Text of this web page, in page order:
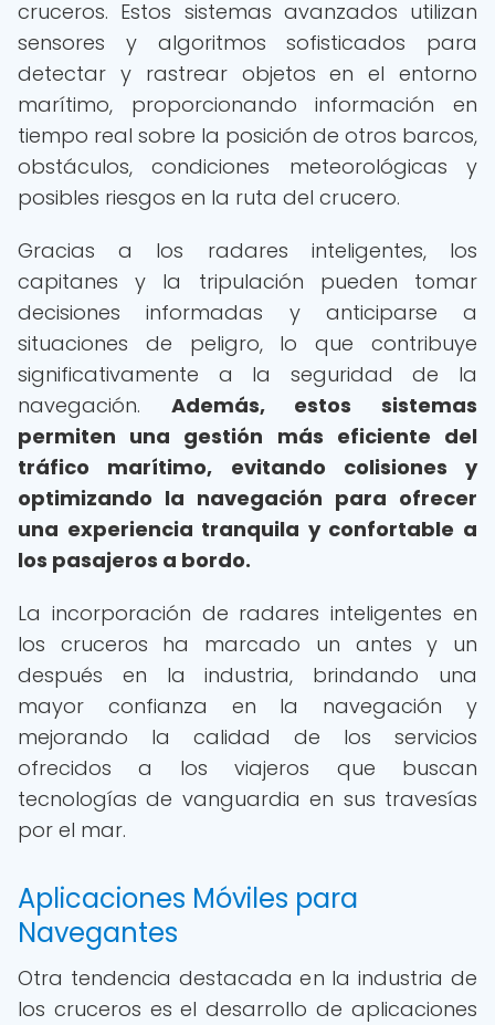
cruceros. Estos sistemas avanzados utilizan
sensores y algoritmos sofisticados para
detectar y rastrear objetos en el entorno
marítimo, proporcionando información en
tiempo real sobre la posición de otros barcos,
obstáculos, condiciones meteorológicas y
posibles riesgos en la ruta del crucero.
Gracias a los radares inteligentes, los
capitanes y la tripulación pueden tomar
decisiones informadas y anticiparse a
situaciones de peligro, lo que contribuye
significativamente a la seguridad de la
navegación. Además, estos sistemas
permiten una gestión más eficiente del
tráfico marítimo, evitando colisiones y
optimizando la navegación para ofrecer
una experiencia tranquila y confortable a
los pasajeros a bordo.
La incorporación de radares inteligentes en
los cruceros ha marcado un antes y un
después en la industria, brindando una
mayor confianza en la navegación y
mejorando la calidad de los servicios
ofrecidos a los viajeros que buscan
tecnologías de vanguardia en sus travesías
por el mar.
Aplicaciones Móviles para
Navegantes
Otra tendencia destacada en la industria de
los cruceros es el desarrollo de aplicaciones